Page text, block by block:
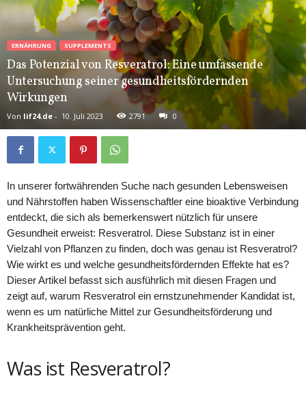
ERNÄHRUNG SUPPLEMENTS
Das Potenzial von Resveratrol: Eine umfassende
Untersuchung seiner gesundheitsfördernden
Wirkungen
Von lif24.de - 10. Juli 2023 2791 0
In unserer fortwährenden Suche nach gesunden Lebensweisen
und Nährstoffen haben Wissenschaftler eine bioaktive Verbindung
entdeckt, die sich als bemerkenswert nützlich für unsere
Gesundheit erweist: Resveratrol. Diese Substanz ist in einer
Vielzahl von Pflanzen zu finden, doch was genau ist Resveratrol?
Wie wirkt es und welche gesundheitsfördernden Effekte hat es?
Dieser Artikel befasst sich ausführlich mit diesen Fragen und
zeigt auf, warum Resveratrol ein ernstzunehmender Kandidat ist,
wenn es um natürliche Mittel zur Gesundheitsförderung und
Krankheitsprävention geht.
Was ist Resveratrol?